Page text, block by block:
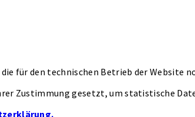
für den technischen Betrieb der Website
Zustimmung gesetzt, um statistische